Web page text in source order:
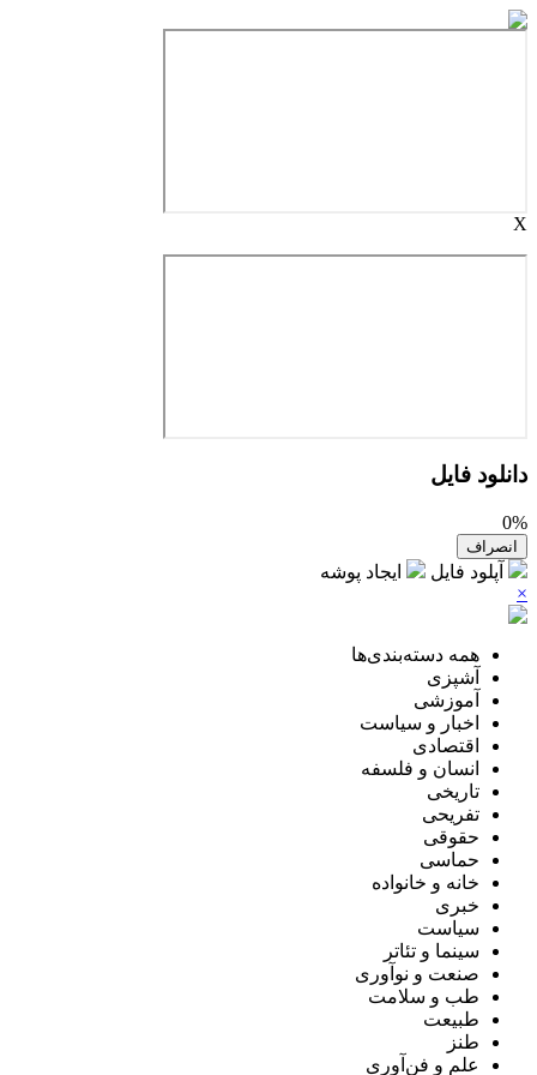
X
دانلود فایل
0%
انصراف
آپلود فایل
ایجاد پوشه
×
همه دسته‌بندی‌ها
آشپزی
آموزشی
اخبار و سیاست
اقتصادی
انسان و فلسفه
تاریخی
تفریحی
حقوقی
حماسی
خانه و خانواده
خبری
سیاست
سینما و تئاتر
صنعت و نوآوری
طب و سلامت
طبیعت
طنز
علم و فن‌آوری